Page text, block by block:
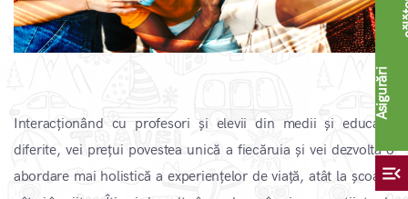
Interacționând cu profesori și elevii din medii și educație
diferite, vei prețui povestea unică a fiecăruia și vei dezvolta o
abordare mai holistică a experiențelor de viață, atât la școală,
A
s
i
g
u
r
ă
r
i
c
ă
l
ă
t
o
r
i
menu_open